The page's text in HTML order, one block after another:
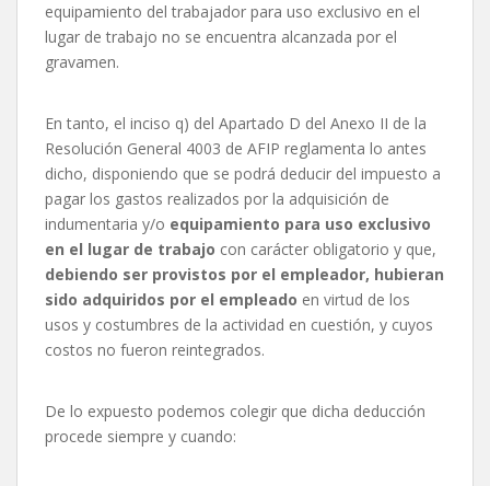
equipamiento del trabajador para uso exclusivo en el
lugar de trabajo no se encuentra alcanzada por el
gravamen.
En tanto, el inciso q) del Apartado D del Anexo II de la
Resolución General 4003 de AFIP reglamenta lo antes
dicho, disponiendo que se podrá deducir del impuesto a
pagar los gastos realizados por la adquisición de
indumentaria y/o equipamiento para uso exclusivo
en el lugar de trabajo con carácter obligatorio y que,
debiendo ser provistos por el empleador, hubieran
sido adquiridos por el empleado en virtud de los
usos y costumbres de la actividad en cuestión, y cuyos
costos no fueron reintegrados.
De lo expuesto podemos colegir que dicha deducción
procede siempre y cuando: